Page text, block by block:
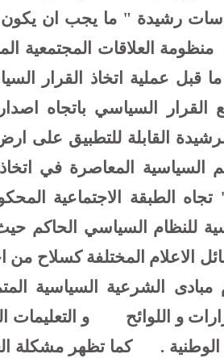
رشيدة " ما يجب ان
منظومة العلاقات المجتمعية
عملية اتخاذ القرار
السياسي باتجاه
القابلة للتطبيق على
المعاصرة في اتخاذ
الطبقة الاجتماعية
للنظام السياسي
الاعلام المختلفة كسلاح
الشرعية السياسية
و اللوائح
و التعليمات
.
كما تظهر مشكلة